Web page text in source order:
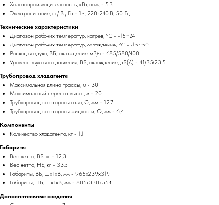
Холодопроизводительность, кВт, ном. - 5.3
Электропитание, ф / В / Гц - 1~, 220-240 В, 50 Гц
Технические характеристики
Диапазон рабочих температур, нагрев, °C - -15~24
Диапазон рабочих температур, охлаждение, °C - -15~50
Расход воздуха, ВБ, охлаждение, м3/ч - 685/580/400
Уровень звукового давления, ВБ, охлаждение, дБ(А) - 41/35/23.5
Трубопровод хладагента
Максимальная длина трассы, м - 30
Максимальный перепад высот, м - 20
Трубопровод со стороны газа, O, мм - 12.7
Трубопровод со стороны жидкости, O, мм - 6.4
Компоненты
Количество хладагента, кг - 1,1
Габариты
Вес нетто, ВБ, кг - 12.3
Вес нетто, НБ, кг - 33.5
Габариты, ВБ, ШхГхВ, мм - 965x239x319
Габариты, НБ, ШхГхВ, мм - 805x330x554
Дополнительные сведения